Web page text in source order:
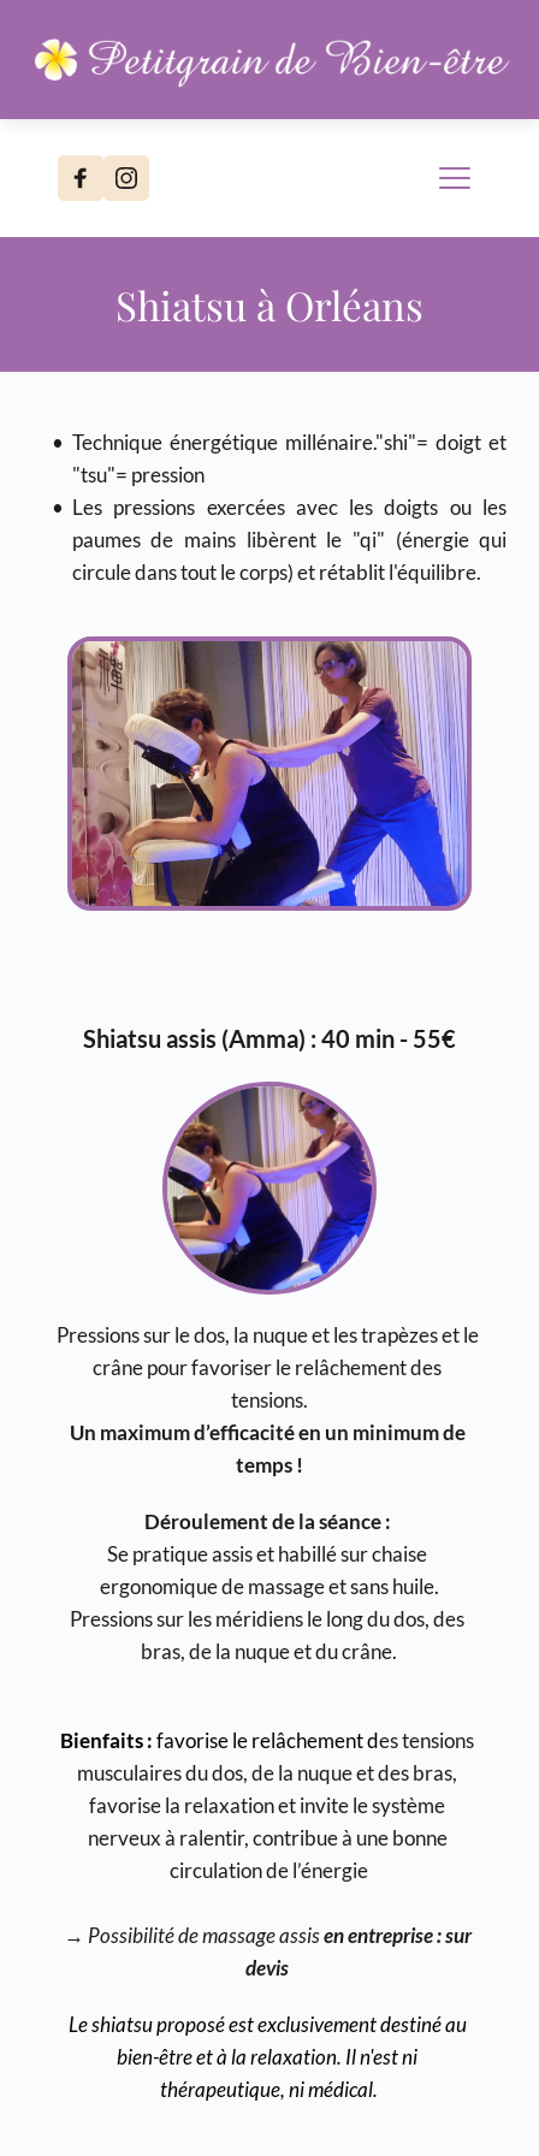
contenu
Shiatsu à Orléans
Technique énergétique millénaire."shi"= doigt et
"tsu"= pression
Les pressions exercées avec les doigts ou les
paumes de mains libèrent le "qi" (énergie qui
circule dans tout le corps) et rétablit l'équilibre.
Shiatsu assis (Amma) : 40 min - 55€
Pressions sur le dos, la nuque et les trapèzes et le
crâne pour favoriser le relâchement des
tensions.
Un maximum d’efficacité en un minimum de
temps !
Déroulement de la séance :
Se pratique assis et habillé sur chaise
ergonomique de massage et sans huile.
Pressions sur les méridiens le long du dos, des
bras, de la nuque et du crâne.
Bienfaits : favorise le relâchement des tensions
musculaires du dos, de la nuque et des bras,
favorise la relaxation et invite le système
nerveux à ralentir, contribue à une bonne
circulation de l’énergie
→ Possibilité de massage assis en entreprise : sur
devis
Le shiatsu proposé est exclusivement destiné au
bien-être et à la relaxation. Il n'est ni
thérapeutique, ni médical.